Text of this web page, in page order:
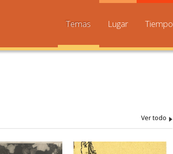
Temas Lugar Tiempo